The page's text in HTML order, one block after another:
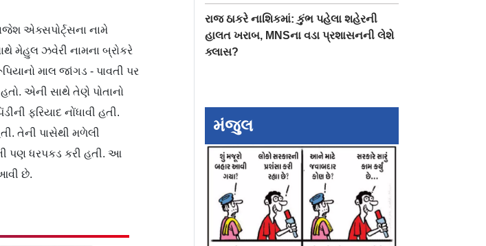
એક્સપોર્ટ્સના નામે
મેહુલ ઝવેરી નામના બ્રોકરે
માલ જાંગડ - પાવતી પર
એની સાથે તેણે પોતાનો
ફરિયાદ નોંધાવી હતી.
તેની પાસેથી મળેલી
પણ ધરપકડ કરી હતી. આ
છે.
રાજ ઠાકરે નાશિકમાં: કુંભ પહેલા શહેરની
હાલત ખરાબ, MNSના વડા પ્રશાસનની લેશે
ક્લાસ?
મંજુલ